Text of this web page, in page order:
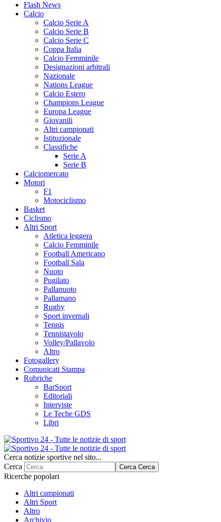
Flash News
Calcio
Calcio Serie A
Calcio Serie B
Calcio Serie C
Coppa Italia
Calcio Femminile
Designazioni arbitrali
Nazionale
Nations League
Calcio Estero
Champions League
Europa League
Giovanili
Altri campionati
Istituzionale
Classifiche
Serie A
Serie B
Calciomercato
Motori
F1
Motociclismo
Basket
Ciclismo
Altri Sport
Atletica leggera
Calcio Femminile
Football Americano
Football Sala
Nuoto
Pugilato
Pallanuoto
Pallamano
Rugby
Sport invernali
Tennis
Tennistavolo
Volley/Pallavolo
Altro
Fotogallery
Comunicati Stampa
Rubriche
BarSport
Editoriali
Interviste
Le Teche GDS
Libri
Cerca notizie sportive nel sito...
Cerca
Cerca Cerca
Ricerche popolari
Altri campionati
Altri Sport
Altro
Archivio